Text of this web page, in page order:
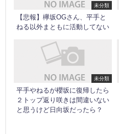
未分類
【悲報】欅坂OGさん、平手と
ねる以外まともに活動してない
未分類
平手やねるが櫻坂に復帰したら
２トップ返り咲きは間違いない
と思うけど日向坂だったら？